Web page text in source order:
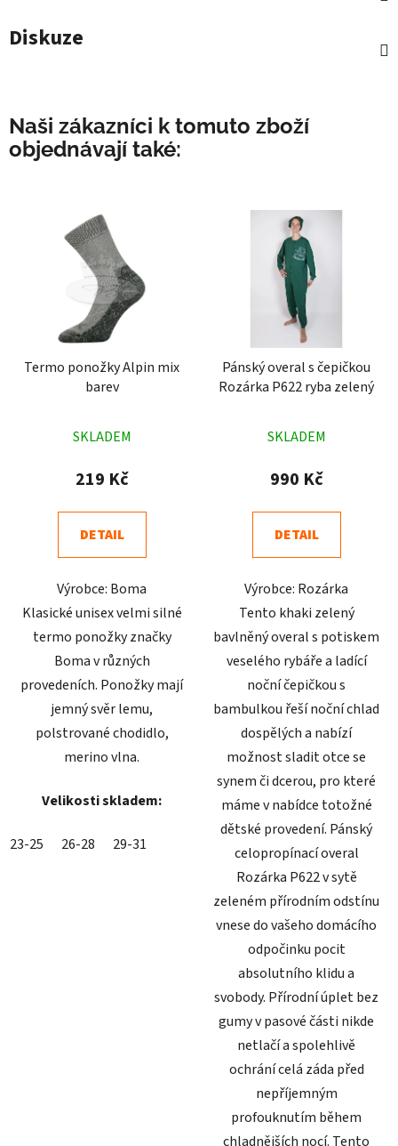
Diskuze
Naši zákazníci k tomuto zboží
objednávají také:
Termo ponožky Alpin mix
barev
hodnocení
produktu
4,9
z
hvězdiček.
SKLADEM
219 Kč
DETAIL
Výrobce: Boma
Klasické unisex velmi silné
termo ponožky značky
Boma v různých
provedeních. Ponožky mají
jemný svěr lemu,
polstrované chodidlo,
merino vlna.
Velikosti skladem:
23-25 26-28 29-31
Pánský overal s čepičkou
Rozárka P622 ryba zelený
hodnocení
produktu
4,9
z
hvězdiček.
SKLADEM
990 Kč
DETAIL
Výrobce: Rozárka
Tento khaki zelený
bavlněný overal s potiskem
veselého rybáře a ladící
noční čepičkou s
bambulkou řeší noční chlad
dospělých a nabízí
možnost sladit otce se
synem či dcerou, pro které
máme v nabídce totožné
dětské provedení. Pánský
celopropínací overal
Rozárka P622 v sytě
zeleném přírodním odstínu
vnese do vašeho domácího
odpočinku pocit
absolutního klidu a
svobody. Přírodní úplet bez
gumy v pasové části nikde
netlačí a spolehlivě
ochrání celá záda před
nepříjemným
profouknutím během
chladnějších nocí. Tento